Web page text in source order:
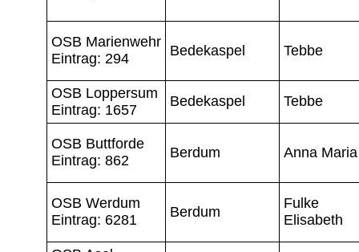
OSB Marienwehr
Eintrag: 294
Bedekaspel Tebbe
OSB Loppersum
Eintrag: 1657
Bedekaspel Tebbe
OSB Buttforde
Eintrag: 862
Berdum Anna Maria
OSB Werdum
Eintrag: 6281
Berdum
Fulke
Elisabeth